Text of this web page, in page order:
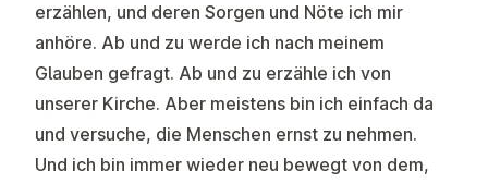
erzählen, und deren Sorgen und Nöte ich mir
anhöre. Ab und zu werde ich nach meinem
Glauben gefragt. Ab und zu erzähle ich von
unserer Kirche. Aber meistens bin ich einfach da
und versuche, die Menschen ernst zu nehmen.
Und ich bin immer wieder neu bewegt von dem,